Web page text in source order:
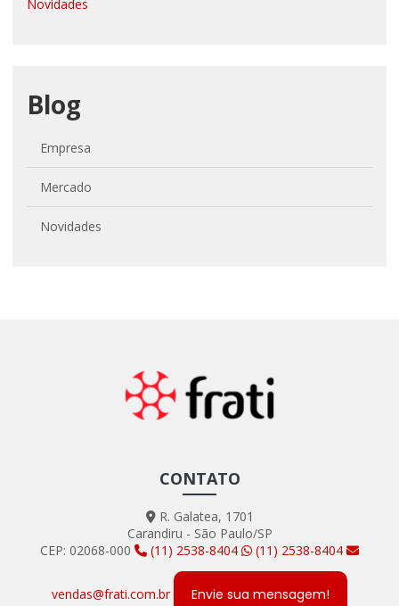
Novidades
Blog
Empresa
Mercado
Novidades
CONTATO
R. Galatea, 1701
Carandiru - São Paulo/SP
CEP: 02068-000
(11) 2538-8404 (11) 2538-8404
vendas@frati.com.br Envie sua mensagem!